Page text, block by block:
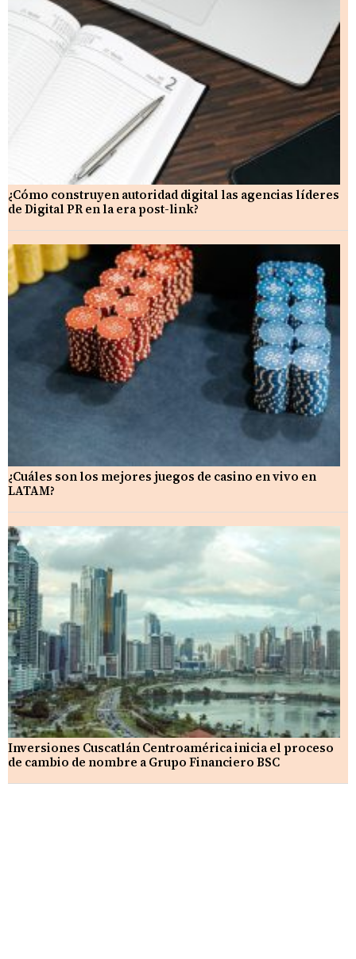
¿Cómo construyen autoridad digital las agencias líderes
de Digital PR en la era post-link?
¿Cuáles son los mejores juegos de casino en vivo en
LATAM?
Inversiones Cuscatlán Centroamérica inicia el proceso
de cambio de nombre a Grupo Financiero BSC